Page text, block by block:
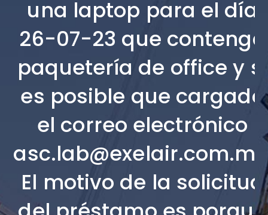
una laptop para el día
26-07-23 que contenga
paquetería de office y si
es posible que cargado
el correo electrónico
El motivo de la solicitud